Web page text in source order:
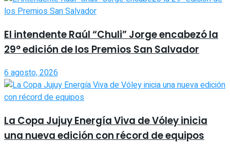
El intendente Raúl “Chuli” Jorge encabezó la
29° edición de los Premios San Salvador
6 agosto, 2026
La Copa Jujuy Energía Viva de Vóley inicia
una nueva edición con récord de equipos